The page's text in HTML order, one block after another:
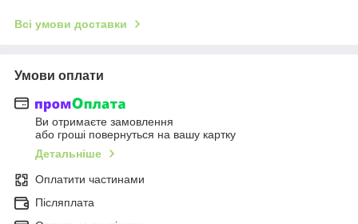
Всі умови доставки
Умови оплати
Ви отримаєте замовлення
або гроші повернуться на вашу картку
Детальніше
Оплатити частинами
Післяплата